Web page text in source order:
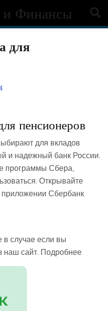
и Финансы
для
пенсионеров
для вкладов
и надежный банк России.
программы Сбера,
Открывайте
приложении Сбербанк
случае если вы
наш сайт. Подробнее